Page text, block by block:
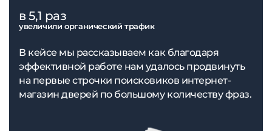
в 5,1 раз
увеличили органический трафик
В кейсе мы рассказываем как благодаря
эффективной работе нам удалось продвинуть
на первые строчки поисковиков интернет-
магазин дверей по большому количеству фраз.